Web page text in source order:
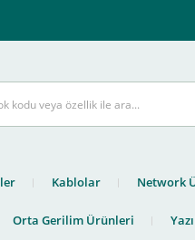
Kablolar Network
Orta Gerilim Ürünleri